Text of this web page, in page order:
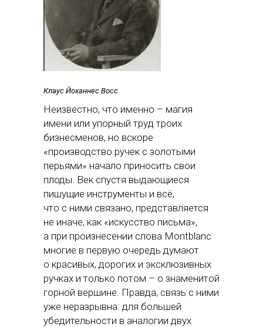
Клаус Йоханнес Восс
Неизвестно, что именно – магия
имени или упорный труд троих
бизнесменов, но вскоре
«производство ручек с золотыми
перьями» начало приносить свои
плоды. Век спустя выдающиеся
пишущие инструменты и всё,
что с ними связано, представляется
не иначе, как «искусство письма»,
а при произнесении слова Montblanc
многие в первую очередь думают
о красивых, дорогих и эксклюзивных
ручках и только потом – о знаменитой
горной вершине. Правда, связь с ними
уже неразрывна: для большей
убедительности в аналогии двух